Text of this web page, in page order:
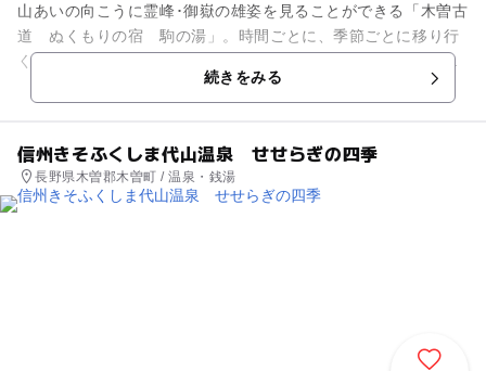
山あいの向こうに霊峰･御嶽の雄姿を見ることができる「木曽古
道 ぬくもりの宿 駒の湯」。時間ごとに、季節ごとに移り行
く御嶽の様々な表情は、いつ来ても飽きない魅力のひとつで
す。そんな景色が楽しめる駒...続きをみる
信州きそふくしま代山温泉 せせらぎの四季
長野県木曽郡木曽町 / 温泉・銭湯